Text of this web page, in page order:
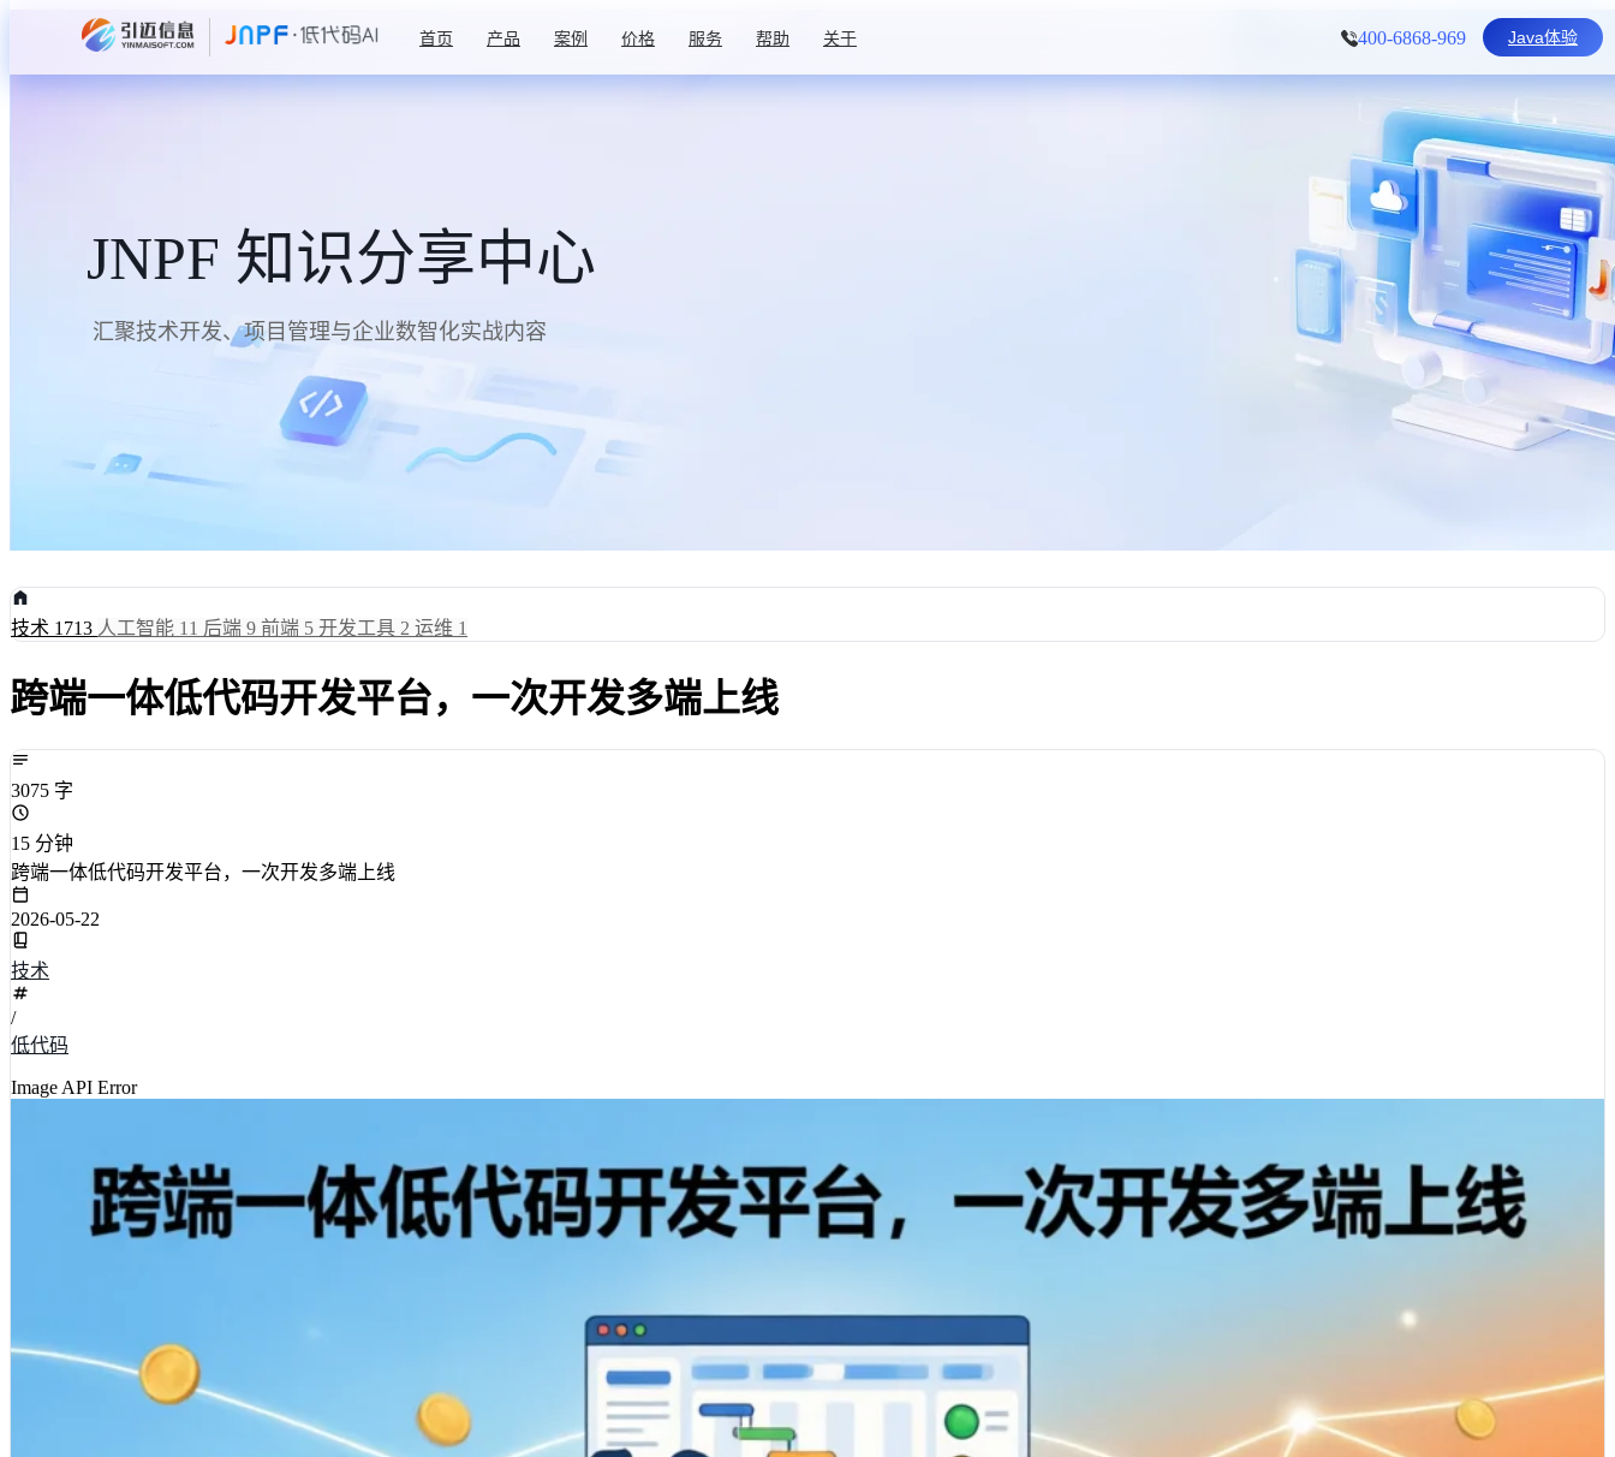
首页 产品 案例 价格 服务 帮助 关于 400-6868-969 Java体验
JNPF 知识分享中心
汇聚技术开发、项目管理与企业数智化实战内容
技术 1713 人工智能 11 后端 9 前端 5 开发工具 2 运维 1
跨端一体低代码开发平台，一次开发多端上线
3075 字
15 分钟
跨端一体低代码开发平台，一次开发多端上线
2026-05-22
技术
/
低代码
Image API Error